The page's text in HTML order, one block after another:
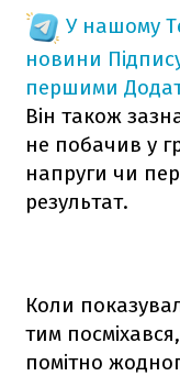
У нашому
новини
першими
Він також
не побачив у
напруги чи
результат.
Коли
тим
помітно